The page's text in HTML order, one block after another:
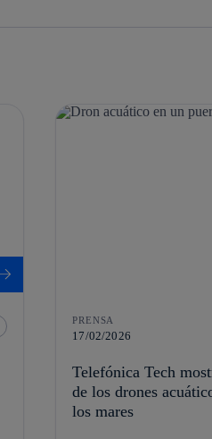
PRENSA
17/02/2026
Telefónica Tech
de los drones
los mares